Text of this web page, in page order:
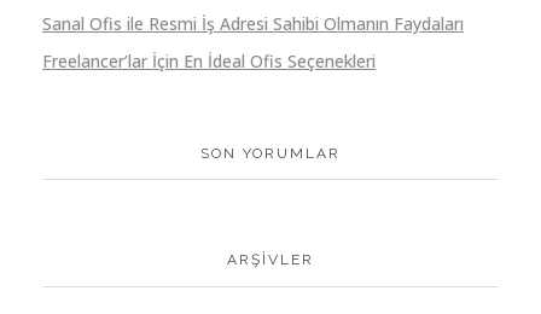
Sanal Ofis ile Resmi İş Adresi Sahibi Olmanın Faydaları
Freelancer’lar İçin En İdeal Ofis Seçenekleri
SON YORUMLAR
ARŞIVLER